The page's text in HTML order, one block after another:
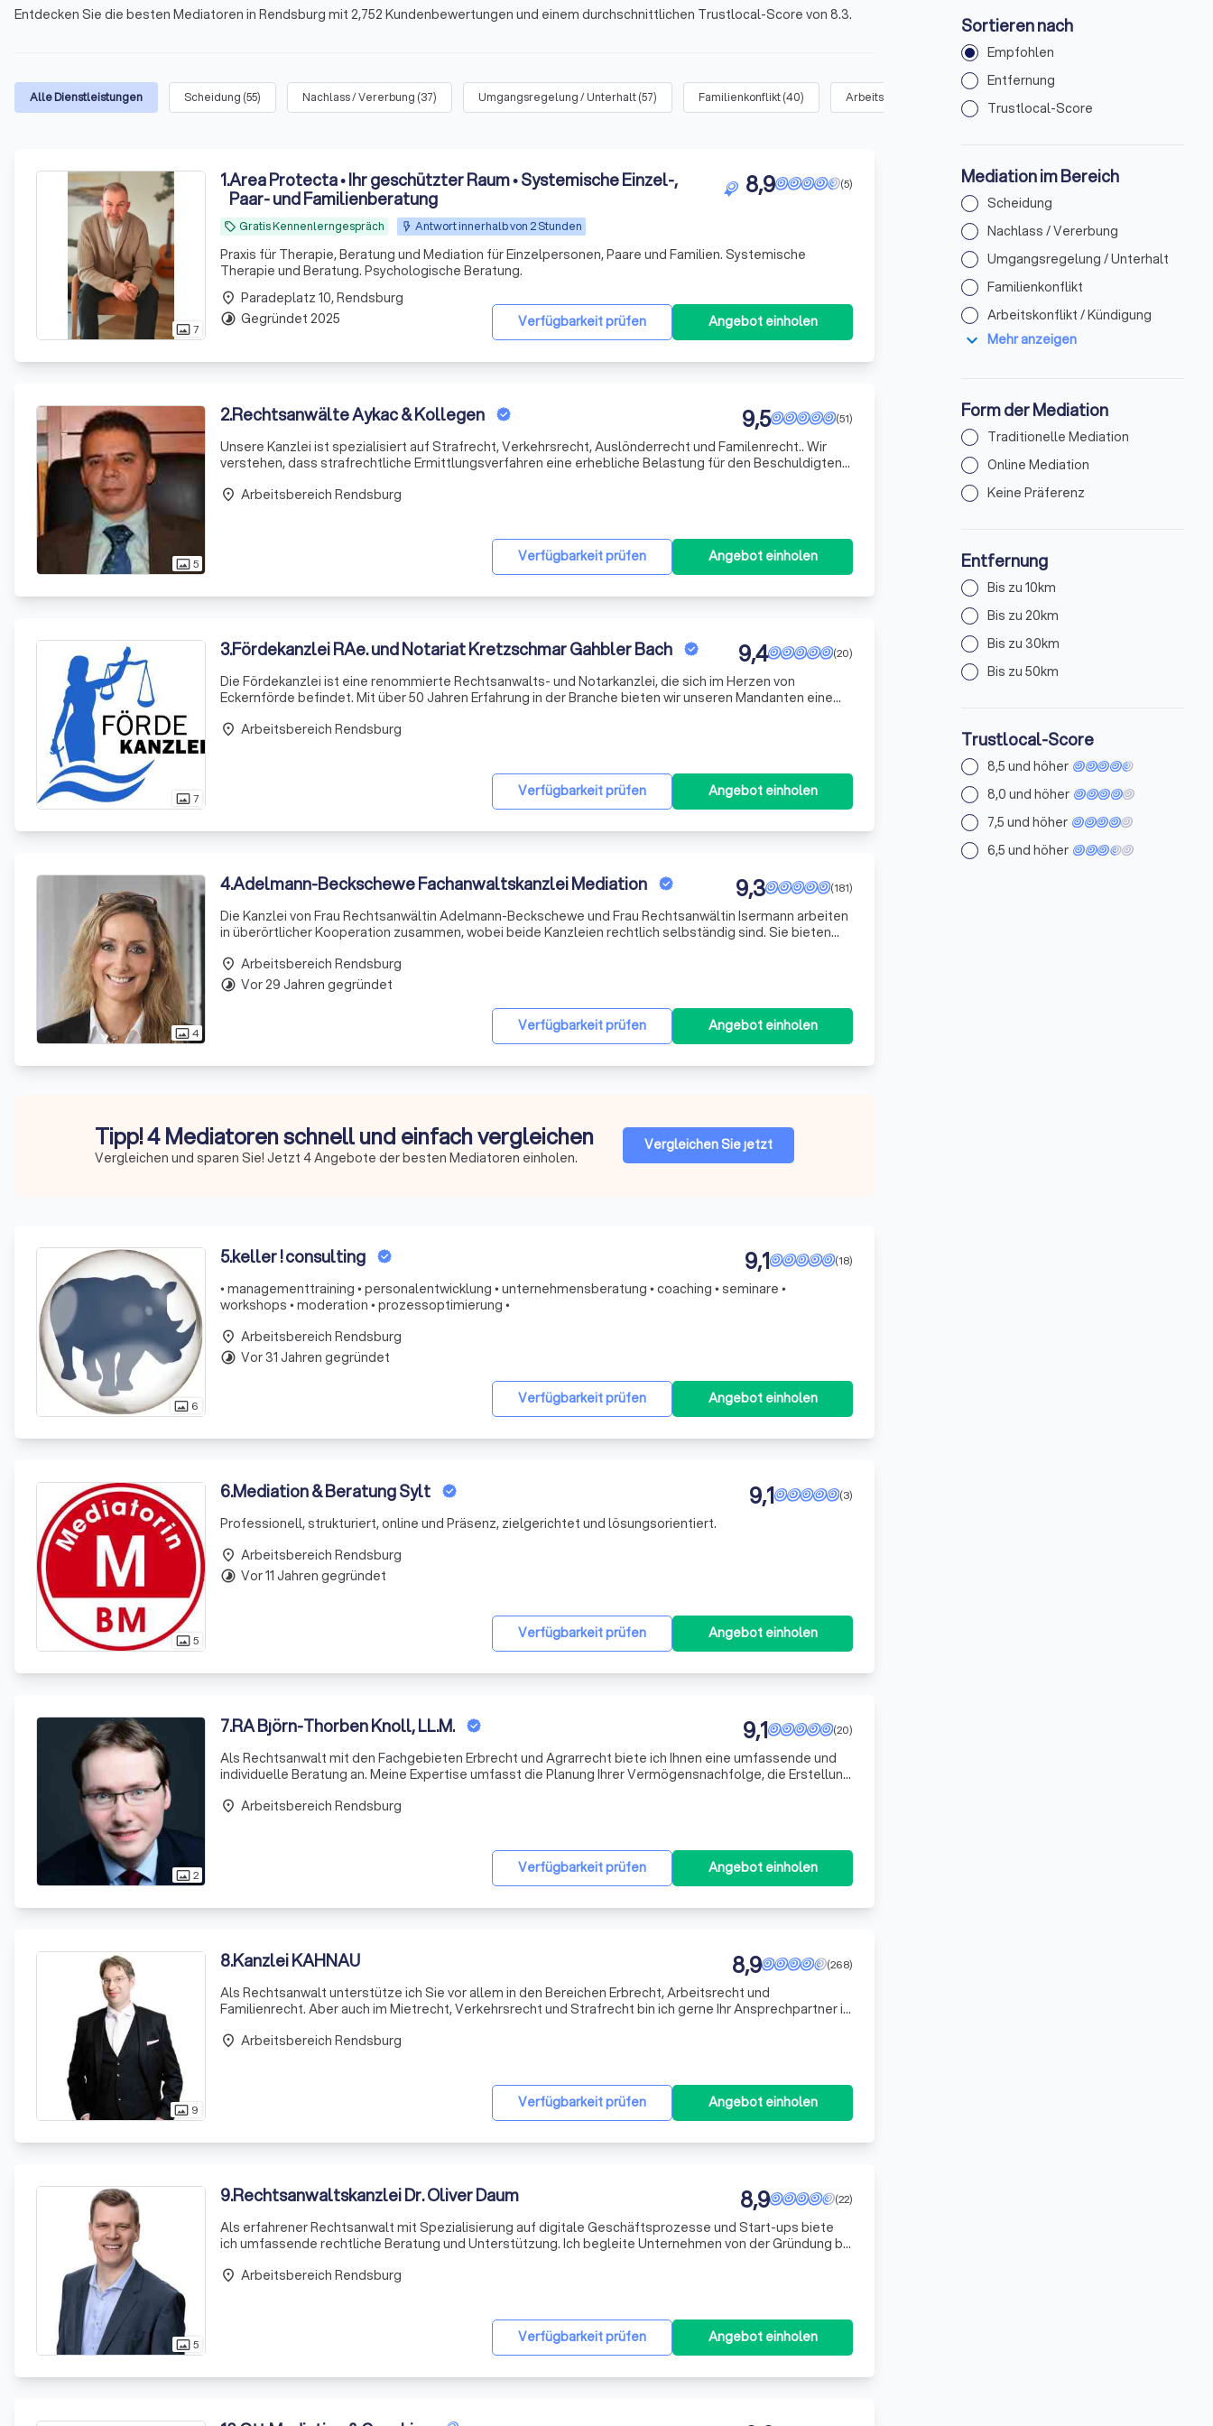
Entdecken Sie die besten Mediatoren in Rendsburg mit 2,752 Kundenbewertungen und einem durchschnittlichen Trustlocal-Score von 8.3.
Alle Dienstleistungen Scheidung (55) Nachlass / Vererbung (37) Umgangsregelung / Unterhalt(57) Familienkonflikt(40) Arbeitskonflikt / Kündigung
photo_size_select_actual7
1.Area Protecta • Ihr geschützter Raum • Systemische Einzel-,
Paar- und Familienberatung
local_offer Gratis Kennenlerngespräch Antwort innerhalb von 2 Stunden
(5)
8,9
Praxis für Therapie, Beratung und Mediation für Einzelpersonen, Paare und Familien. Systemische
Therapie und Beratung. Psychologische Beratung.
Verfügbarkeit prüfen Angebot einholen
place Paradeplatz 10, Rendsburg
timelapse Gegründet 2025
photo_size_select_actual5
2.Rechtsanwälte Aykac & Kollegen (51)
9,5
Unsere Kanzlei ist spezialisiert auf Strafrecht, Verkehrsrecht, Auslönderrecht und Familenrecht.. Wir
verstehen, dass strafrechtliche Ermittlungsverfahren eine erhebliche Belastung für den Beschuldigten
Verfügbarkeit prüfen Angebot einholen
place Arbeitsbereich Rendsburg
photo_size_select_actual7
3.Fördekanzlei RAe. und Notariat Kretzschmar Gahbler Bach (20)
9,4
Die Fördekanzlei ist eine renommierte Rechtsanwalts- und Notarkanzlei, die sich im Herzen von
Eckernförde befindet. Mit über 50 Jahren Erfahrung in der Branche bieten wir unseren Mandanten eine
und Landwirte
Verfügbarkeit prüfen Angebot einholen
place Arbeitsbereich Rendsburg
photo_size_select_actual4
4.Adelmann-Beckschewe Fachanwaltskanzlei Mediation (181)
9,3
Die Kanzlei von Frau Rechtsanwältin Adelmann-Beckschewe und Frau Rechtsanwältin Isermann arbeiten
in überörtlicher Kooperation zusammen, wobei beide Kanzleien rechtlich selbständig sind. Sie bieten
au
Verfügbarkeit prüfen Angebot einholen
place Arbeitsbereich Rendsburg
timelapse Vor 29 Jahren gegründet
Tipp! 4 Mediatoren schnell und einfach vergleichen
Vergleichen und sparen Sie! Jetzt 4 Angebote der besten Mediatoren einholen.
Vergleichen Sie jetzt
photo_size_select_actual 6
5.keller ! consulting (18)
9,1
• managementtraining • personalentwicklung • unternehmensberatung • coaching • seminare •
workshops • moderation • prozessoptimierung •
Verfügbarkeit prüfen Angebot einholen
place Arbeitsbereich Rendsburg
timelapse Vor 31 Jahren gegründet
photo_size_select_actual5
6.Mediation & Beratung Sylt (3)
9,1
Professionell, strukturiert, online und Präsenz, zielgerichtet und lösungsorientiert.
Verfügbarkeit prüfen Angebot einholen
place Arbeitsbereich Rendsburg
timelapse Vor 11 Jahren gegründet
photo_size_select_actual2
7.RA Björn-Thorben Knoll, LL.M. (20)
9,1
Als Rechtsanwalt mit den Fachgebieten Erbrecht und Agrarrecht biete ich Ihnen eine umfassende und
individuelle Beratung an. Meine Expertise umfasst die Planung Ihrer Vermögensnachfolge, die Erstellung
Verfügbarkeit prüfen Angebot einholen
place Arbeitsbereich Rendsburg
photo_size_select_actual 9
8.Kanzlei KAHNAU (268)
8,9
Als Rechtsanwalt unterstütze ich Sie vor allem in den Bereichen Erbrecht, Arbeitsrecht und
Familienrecht. Aber auch im Mietrecht, Verkehrsrecht und Strafrecht bin ich gerne Ihr Ansprech­partner in
Verfügbarkeit prüfen Angebot einholen
place Arbeitsbereich Rendsburg
photo_size_select_actual5
9.Rechtsanwaltskanzlei Dr. Oliver Daum (22)
8,9
Als erfahrener Rechtsanwalt mit Spezialisierung auf digitale Geschäftsprozesse und Start-ups biete
ich umfassende rechtliche Beratung und Unterstützung. Ich begleite Unternehmen von der Gründung bis
Verfügbarkeit prüfen Angebot einholen
place Arbeitsbereich Rendsburg
Sortieren nach
Empfohlen
Entfernung
Trustlocal-Score
Mediation im Bereich
Scheidung
Nachlass / Vererbung
Umgangsregelung / Unterhalt
Familienkonflikt
Arbeitskonflikt / Kündigung
expand_more Mehr anzeigen
Form der Mediation
Traditionelle Mediation
Online Mediation
Keine Präferenz
Entfernung
Bis zu 10km
Bis zu 20km
Bis zu 30km
Bis zu 50km
Trustlocal-Score
8,5 und höher
8,0 und höher
7,5 und höher
6,5 und höher